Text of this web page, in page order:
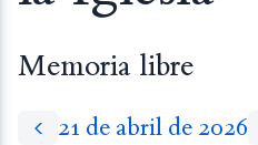
Memoria libre
21 de abril de 2026